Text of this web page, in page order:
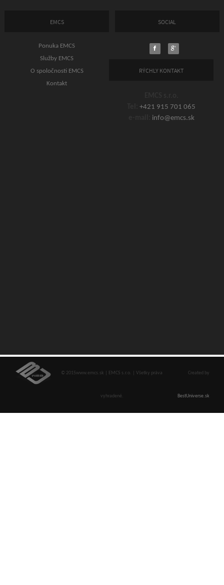
EMCS
Ponuka EMCS
Služby EMCS
O spoločnosti EMCS
Kontakt
SOCIAL
RÝCHLY KONTAKT
Tel:+421 915 701 065
info@emcs.sk
© 2015www.emcs.sk | EMCS s.r.o. | Všetky práva
vyhradené.
Created by
BestUniverse.sk